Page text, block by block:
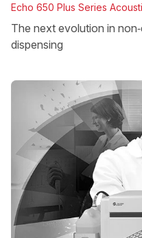
Echo 650 Plus Series
The next evolution in
dispensing